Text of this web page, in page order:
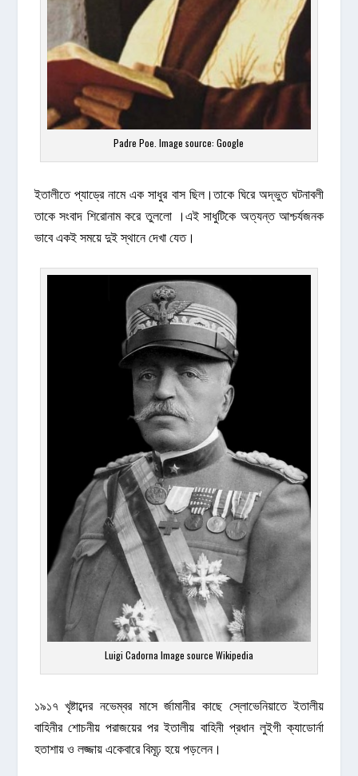
Padre Poe. Image source: Google
ইতালীতে প্যাড্রে নামে এক সাধুর বাস ছিল।তাকে ঘিরে অদ্ভুত ঘটনাবলী
তাকে সংবাদ শিরোনাম করে তুললো ।এই সাধুটিকে অত্যন্ত আশ্চর্যজনক
ভাবে একই সময়ে দুই স্থানে দেখা যেত।
Luigi Cadorna Image source Wikipedia
১৯১৭ খৃষ্টাব্দের নভেম্বর মাসে র্জামানীর কাছে স্লোভেনিয়াতে ইতালীয়
বাহিনীর শোচনীয় পরাজয়ের পর ইতালীয় বাহিনী প্রধান লুইগী ক্যাডোর্না
হতাশায় ও লজ্জায় একেবারে বিমূঢ় হয়ে পড়লেন।